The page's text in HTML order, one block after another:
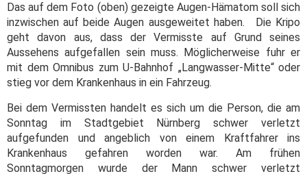
Das auf dem Foto (oben) gezeigte Augen-Hämatom soll sich
inzwischen auf beide Augen ausgeweitet haben. Die Kripo
geht davon aus, dass der Vermisste auf Grund seines
Aussehens aufgefallen sein muss. Möglicherweise fuhr er
mit dem Omnibus zum U-Bahnhof „Langwasser-Mitte“ oder
stieg vor dem Krankenhaus in ein Fahrzeug.
Bei dem Vermissten handelt es sich um die Person, die am
Sonntag im Stadtgebiet Nürnberg schwer verletzt
aufgefunden und angeblich von einem Kraftfahrer ins
Krankenhaus gefahren worden war. Am frühen
Sonntagmorgen wurde der Mann schwer verletzt